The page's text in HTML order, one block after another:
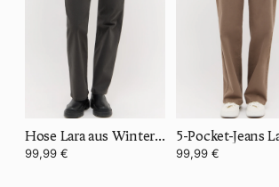
Hose Lara aus Winter Cotton
99,99 €
5-Pocket-Jeans
99,99 €